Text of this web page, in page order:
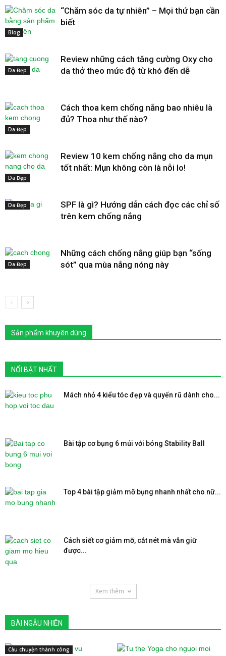
Blog
“Chăm sóc da tự nhiên” – Mọi thứ bạn cần
biết
Da Đẹp
Review những cách tăng cường Oxy cho
da thở theo mức độ từ khó đến dễ
Da Đẹp
Cách thoa kem chống nắng bao nhiêu là
đủ? Thoa như thế nào?
Da Đẹp
Review 10 kem chống nắng cho da mụn
tốt nhất: Mụn không còn là nỗi lo!
Da Đẹp
SPF là gì? Hướng dẫn cách đọc các chỉ số
trên kem chống nắng
Da Đẹp
Những cách chống nắng giúp bạn “sống
sót” qua mùa nắng nóng này
Sản phẩm khuyên dùng
NỔI BẬT NHẤT
Mách nhỏ 4 kiểu tóc đẹp và quyến rũ dành cho...
Bài tập cơ bụng 6 múi với bóng Stability Ball
Top 4 bài tập giảm mỡ bụng nhanh nhất cho nữ...
Cách siết cơ giảm mỡ, cắt nét mà vẫn giữ
được...
Xem thêm
BÀI NGẪU NHIÊN
Câu chuyện thành công